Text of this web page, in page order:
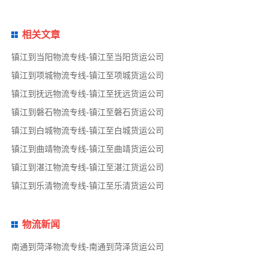
相关文章
镇江到当阳物流专线-镇江至当阳货运公司
镇江到项城物流专线-镇江至项城货运公司
镇江到抚远物流专线-镇江至抚远货运公司
镇江到磐石物流专线-镇江至磐石货运公司
镇江到白城物流专线-镇江至白城货运公司
镇江到曲靖物流专线-镇江至曲靖货运公司
镇江到湛江物流专线-镇江至湛江货运公司
镇江到乐清物流专线-镇江至乐清货运公司
物流新闻
南通到菏泽物流专线-南通到菏泽货运公司